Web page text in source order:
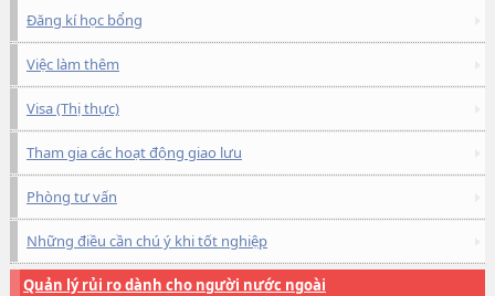
Đăng kí học bổng
Việc làm thêm
Visa (Thị thực)
Tham gia các hoạt động giao lưu
Phòng tư vấn
Những điều cần chú ý khi tốt nghiệp
Quản lý rủi ro dành cho người nước ngoài